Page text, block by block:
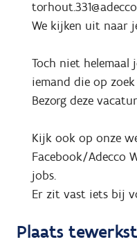
We kijken uit naar
Toch niet helemaal
iemand die op
Bezorg deze
Kijk ook op onze
Facebook/Adecco
jobs.
Er zit vast iets bij
Plaats